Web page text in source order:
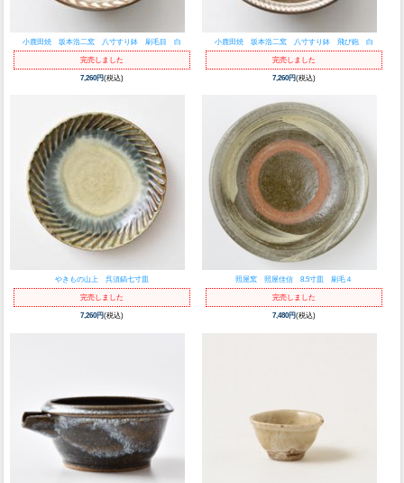
小鹿田焼 坂本浩二窯 八寸すり鉢 刷毛目 白
完売しました
7,260円(税込)
小鹿田焼 坂本浩二窯 八寸すり鉢 飛び鉋 白
完売しました
7,260円(税込)
やきもの山上 呉須鎬七寸皿
完売しました
7,260円(税込)
照屋窯 照屋佳信 8.5寸皿 刷毛４
完売しました
7,480円(税込)